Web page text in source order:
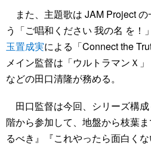
また、主題歌は JAM Project の
う「ご唱和ください 我の名 を！
玉置成実による「Connect the
メイン監督は「ウルトラマンＸ
などの田口清隆が務める。
田口監督は今回、シリーズ構
階から参加して、地盤から枝葉
るべき』『これやったら面白く